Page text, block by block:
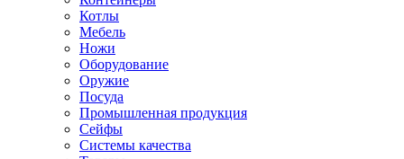
Котлы
Мебель
Ножи
Оборудование
Оружие
Посуда
Промышленная продукция
Сейфы
Системы качества